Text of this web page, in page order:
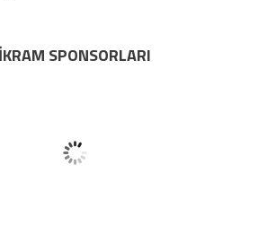
İKRAM SPONSORLARI